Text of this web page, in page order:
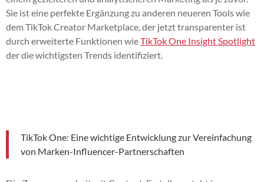
Sie ist eine perfekte Ergänzung zu anderen neueren Tools wie
dem TikTok Creator Marketplace, der jetzt transparenter ist
durch erweiterte Funktionen wieTikTok One Insight Spotlight
der die wichtigsten Trends identifiziert.
TikTok One: Eine wichtige Entwicklung zur Vereinfachung
von Marken-Influencer-Partnerschaften